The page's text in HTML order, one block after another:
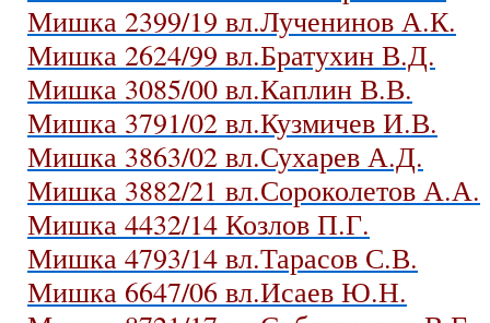
Мишка 2399/19 вл.Лученинов А.К.
Мишка 2624/99 вл.Братухин В.Д.
Мишка 3085/00 вл.Каплин В.В.
Мишка 3791/02 вл.Кузмичев И.В.
Мишка 3863/02 вл.Сухарев А.Д.
Мишка 3882/21 вл.Сороколетов А.А.
Мишка 4432/14 Козлов П.Г.
Мишка 4793/14 вл.Тарасов С.В.
Мишка 6647/06 вл.Исаев Ю.Н.